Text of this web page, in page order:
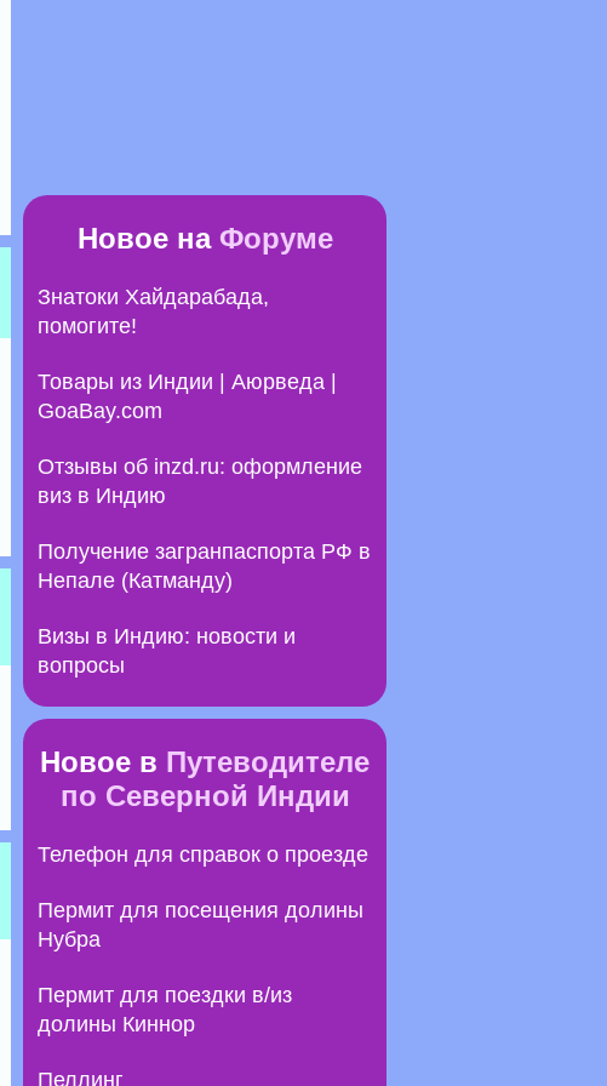
Новое на Форуме
Знатоки Хайдарабада,
помогите!
Товары из Индии | Аюрведа |
GoaBay.com
Отзывы об inzd.ru: оформление
виз в Индию
Получение загранпаспорта РФ в
Непале (Катманду)
Визы в Индию: новости и
вопросы
Новое в Путеводителе
по Северной Индии
Телефон для справок о проезде
Пермит для посещения долины
Нубра
Пермит для поездки в/из
долины Киннор
Пеллинг